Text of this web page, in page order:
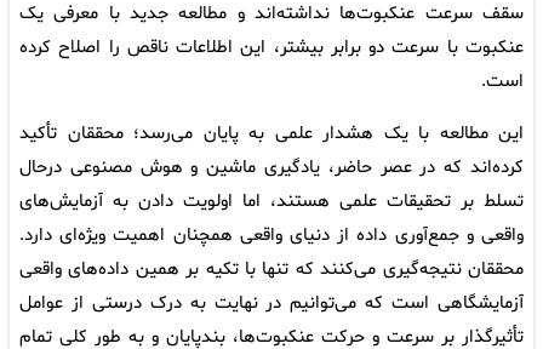
سقف سرعت عنکبوت‌ها نداشته‌اند و مطالعه جدید با معرفی یک
عنکبوت با سرعت دو برابر بیشتر، این اطلاعات ناقص را اصلاح کرده
است.
این مطالعه با یک هشدار علمی به پایان می‌رسد؛ محققان تأکید
کرده‌اند که در عصر حاضر، یادگیری ماشین و هوش مصنوعی درحال
تسلط بر تحقیقات علمی هستند، اما اولویت دادن به آزمایش‌های
واقعی و جمع‌آوری داده از دنیای واقعی همچنان اهمیت ویژه‌ای دارد.
محققان نتیجه‌گیری می‌کنند که تنها با تکیه بر همین داده‌های واقعی
آزمایشگاهی است که می‌توانیم در نهایت به درک درستی از عوامل
تأثیرگذار بر سرعت و حرکت عنکبوت‌ها، بندپایان و به طور کلی تمام